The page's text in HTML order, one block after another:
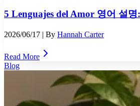
5 Lenguajes del Amor 영어 설
2026/06/17 | By Hannah Carter
Read More
Blog